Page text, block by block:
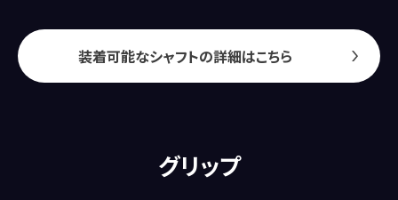
装着可能なシャフトの詳細はこちら
グリップ